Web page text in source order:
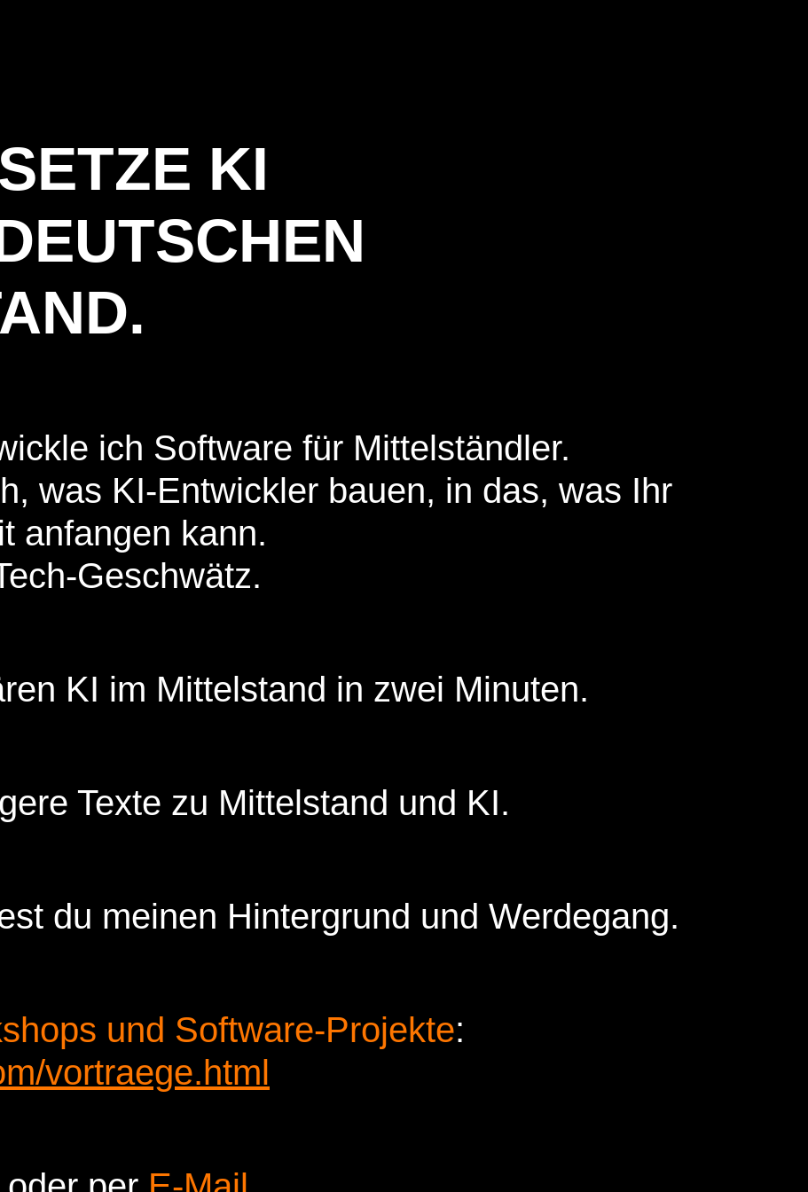
KI
ich Software für Mittelständler.
was KI-Entwickler bauen, in das, was Ihr
anfangen kann.
Geschwätz.
KI im Mittelstand in zwei Minuten.
Texte zu Mittelstand und KI.
du meinen Hintergrund und Werdegang.
und Software-Projekte:
vortraege.html